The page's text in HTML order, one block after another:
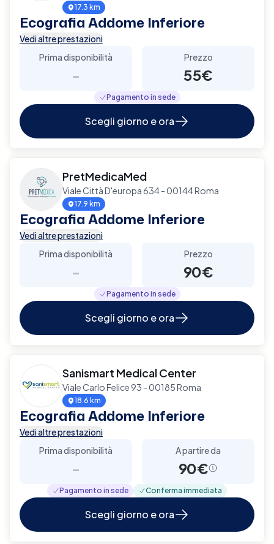
17.3 km
Ecografia Addome Inferiore
Vedi altre prestazioni
Prima disponibilità
-
Prezzo
55€
Pagamento in sede
Scegli giorno e ora
PretMedicaMed
Viale Città D'europa 634 - 00144 Roma
17.9 km
Ecografia Addome Inferiore
Vedi altre prestazioni
Prima disponibilità
-
Prezzo
90€
Pagamento in sede
Scegli giorno e ora
Sanismart Medical Center
Viale Carlo Felice 93 - 00185 Roma
18.6 km
Ecografia Addome Inferiore
Vedi altre prestazioni
Prima disponibilità
-
A partire da
90€
Pagamento in sede Conferma immediata
Scegli giorno e ora